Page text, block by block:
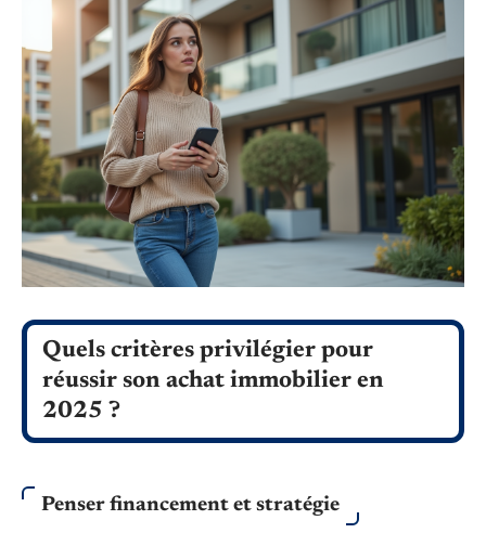
Quels critères privilégier pour
réussir son achat immobilier en
2025 ?
Penser financement et stratégie